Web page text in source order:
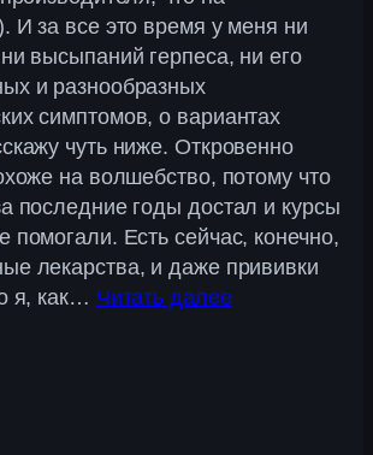
И за все это время у меня ни
высыпаний герпеса, ни его
и разнообразных
симптомов, о вариантах
чуть ниже. Откровенно
на волшебство, потому что
последние годы достал и курсы
помогали. Есть сейчас, конечно,
лекарства, и даже прививки
я, как… Читать далее